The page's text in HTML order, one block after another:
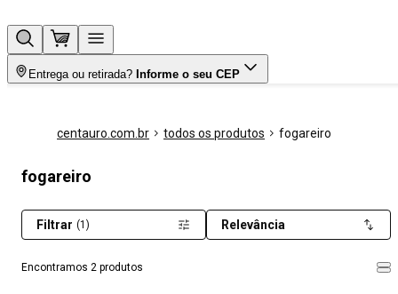
Entrega ou retirada? Informe o seu CEP
centauro.com.br todos os produtos fogareiro
fogareiro
Encontramos 2 produtos
Filtrar (1) Relevância